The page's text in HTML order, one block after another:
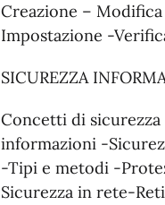
Creazione –
Impostazione -
SICUREZZA
Concetti di
informazioni -
-Tipi e metodi -
Sicurezza in rete-